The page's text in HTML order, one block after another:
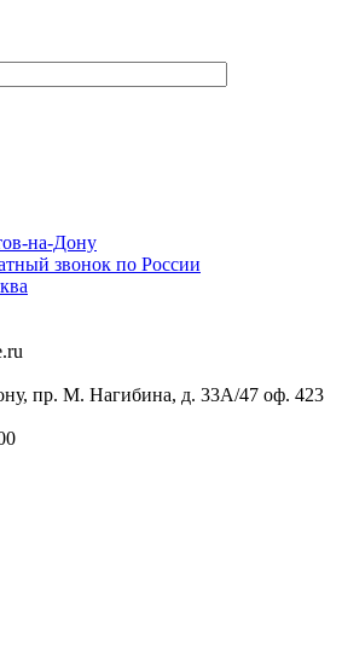
на-Дону
звонок по России
пр. М. Нагибина, д. 33А/47 оф. 423